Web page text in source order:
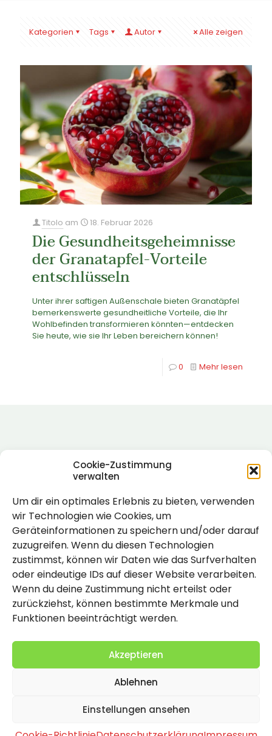
Cookie-Zustimmung
verwalten
Um dir ein optimales Erlebnis zu bieten, verwenden
wir Technologien wie Cookies, um
Geräteinformationen zu speichern und/oder darauf
zuzugreifen. Wenn du diesen Technologien
zustimmst, können wir Daten wie das Surfverhalten
oder eindeutige IDs auf dieser Website verarbeiten.
Wenn du deine Zustimmung nicht erteilst oder
zurückziehst, können bestimmte Merkmale und
Funktionen beeinträchtigt werden.
Akzeptieren
Ablehnen
Einstellungen ansehen
Kategorien Tags Autor Alle zeigen
Titolo am 18. Februar 2026
Die Gesundheitsgeheimnisse
der Granatapfel-Vorteile
entschlüsseln
Unter ihrer saftigen Außenschale bieten Granatäpfel
bemerkenswerte gesundheitliche Vorteile, die Ihr
Wohlbefinden transformieren könnten—entdecken
Sie heute, wie sie Ihr Leben bereichern können!
0 Mehr lesen
Rechtlich
Impressum
Datenschutzerklärung
Cookie-Richtlinie (EU)